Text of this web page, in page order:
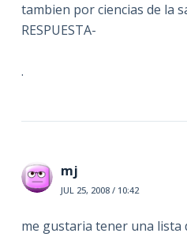
tambien por ciencias de la
RESPUESTA-
.
mj
JUL 25, 2008 / 10:42
me gustaria tener una lista